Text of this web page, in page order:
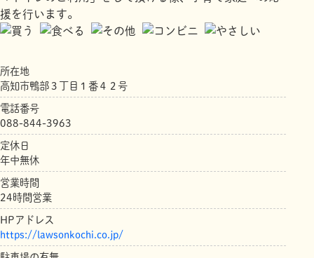
援を行います。
所在地
高知市鴨部３丁目１番４２号
電話番号
088-844-3963
定休日
年中無休
営業時間
24時間営業
HPアドレス
https://lawsonkochi.co.jp/